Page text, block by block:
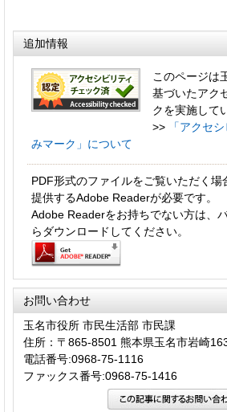
追加情報
このページは
基づいたアク
クを実施して
>>
「アクセ
みマーク」について
PDF形式のファイルをご覧いただく場
提供するAdobe Readerが必要です。
Adobe Readerをお持ちでない方は、
らダウンロードしてください。
お問い合わせ
玉名市役所 市民生活部 市民課
住所：〒865-8501 熊本県玉名市岩崎
電話番号:0968-75-1116
ファックス番号:0968-75-1416